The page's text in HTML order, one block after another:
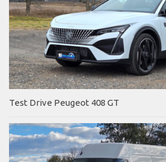
Test Drive Peugeot 408 GT